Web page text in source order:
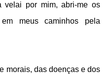
velai por mim, abri-me os
meus caminhos pela
morais, das doenças e dos